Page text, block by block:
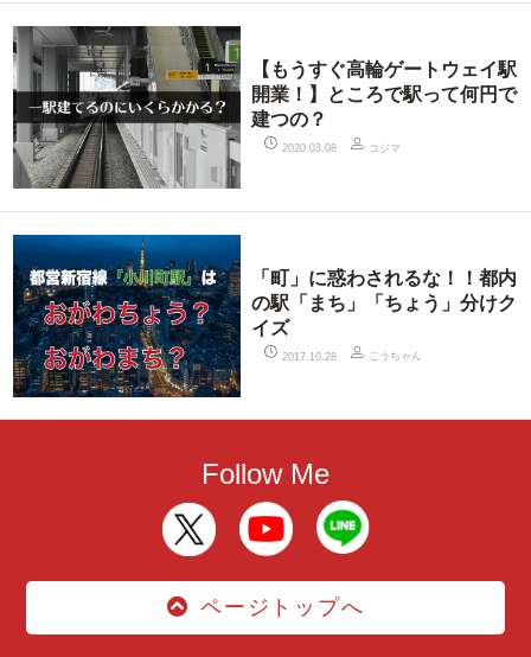
【もうすぐ高輪ゲートウェイ駅
開業！】ところで駅って何円で
建つの？
2020.03.08 コジマ
「町」に惑わされるな！！都内
の駅「まち」「ちょう」分けク
イズ
2017.10.28 こうちゃん
Follow Me
ページトップへ